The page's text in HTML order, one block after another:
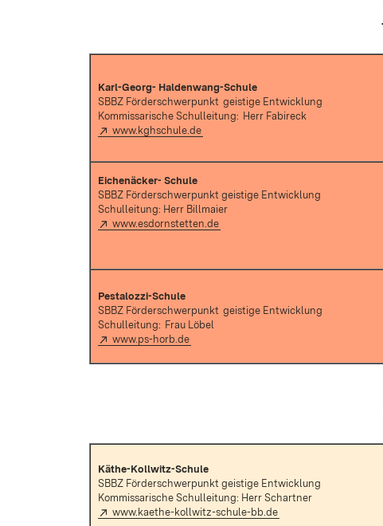
Karl-Georg- Haldenwang-Schule
SBBZ Förderschwerpunkt geistige Entwicklung
Kommissarische Schulleitung: Herr Fabireck
Extern:
www.kghschule.de
Eichenäcker- Schule
SBBZ Förderschwerpunkt geistige Entwicklung
Schulleitung: Herr Billmaier
Extern:
www.esdornstetten.de
Pestalozzi-Schule
SBBZ Förderschwerpunkt geistige Entwicklung
Schulleitung: Frau Löbel
Extern:
www.ps-horb.de
Käthe-Kollwitz-Schule
SBBZ Förderschwerpunkt geistige Entwicklung
Kommissarische Schulleitung: Herr Schartner
Extern:
www.kaethe-kollwitz-schule-bb.de